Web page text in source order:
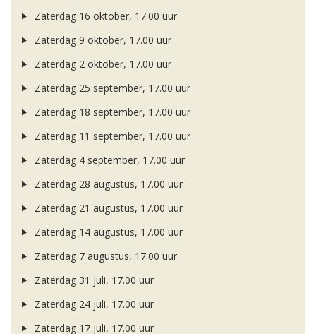
Zaterdag 16 oktober, 17.00 uur
Zaterdag 9 oktober, 17.00 uur
Zaterdag 2 oktober, 17.00 uur
Zaterdag 25 september, 17.00 uur
Zaterdag 18 september, 17.00 uur
Zaterdag 11 september, 17.00 uur
Zaterdag 4 september, 17.00 uur
Zaterdag 28 augustus, 17.00 uur
Zaterdag 21 augustus, 17.00 uur
Zaterdag 14 augustus, 17.00 uur
Zaterdag 7 augustus, 17.00 uur
Zaterdag 31 juli, 17.00 uur
Zaterdag 24 juli, 17.00 uur
Zaterdag 17 juli, 17.00 uur